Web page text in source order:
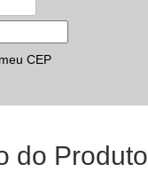
CEP
do Produto